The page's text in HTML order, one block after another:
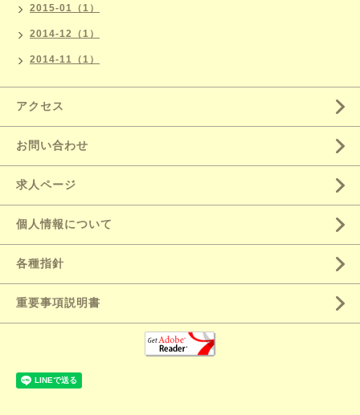
2015-01（1）
2014-12（1）
2014-11（1）
アクセス
お問い合わせ
求人ページ
個人情報について
各種指針
重要事項説明書